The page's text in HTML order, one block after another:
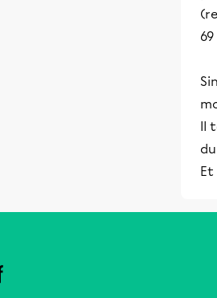
Il
Et